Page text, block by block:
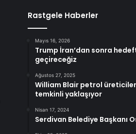
Rastgele Haberler
Mayıs 16, 2026
Trump İran’dan sonra
geçireceğiz
Ağustos 27, 2025
William Blair petrol
temkinli yaklaşıyor
Nisan 17, 2024
Serdivan Belediye Başkanı